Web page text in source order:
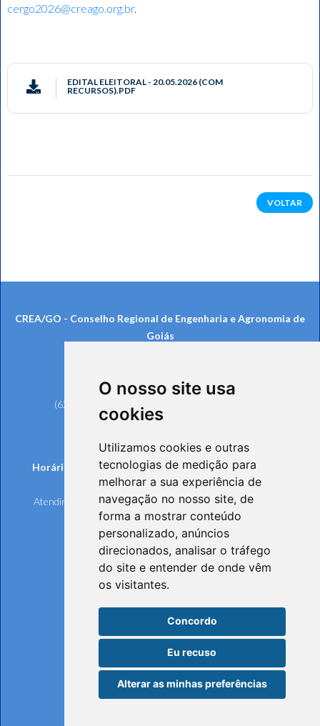
O nosso site usa
cookies
Utilizamos cookies e outras
tecnologias de medição para
melhorar a sua experiência de
navegação no nosso site, de
forma a mostrar conteúdo
personalizado, anúncios
direcionados, analisar o tráfego
do site e entender de onde vêm
os visitantes.
Concordo
Eu recuso
Alterar as minhas preferências
cergo2026@creago.org.br.
EDITAL ELEITORAL - 20.05.2026 (COM
RECURSOS).PDF
VOLTAR
CREA/GO - Conselho Regional de Engenharia e Agronomia de
Goiás
Telefones:
(62) 3221-6200 (Goiânia e Região Metropolitana)
0800 642 6598 (Demais Localidades)
Horários de funcionamento de Segunda à Sexta-feira:
Atendimento Online e Telefônico: 8h às 17h
Atendimento Presencial: 8h às 17h, mediante agendamento